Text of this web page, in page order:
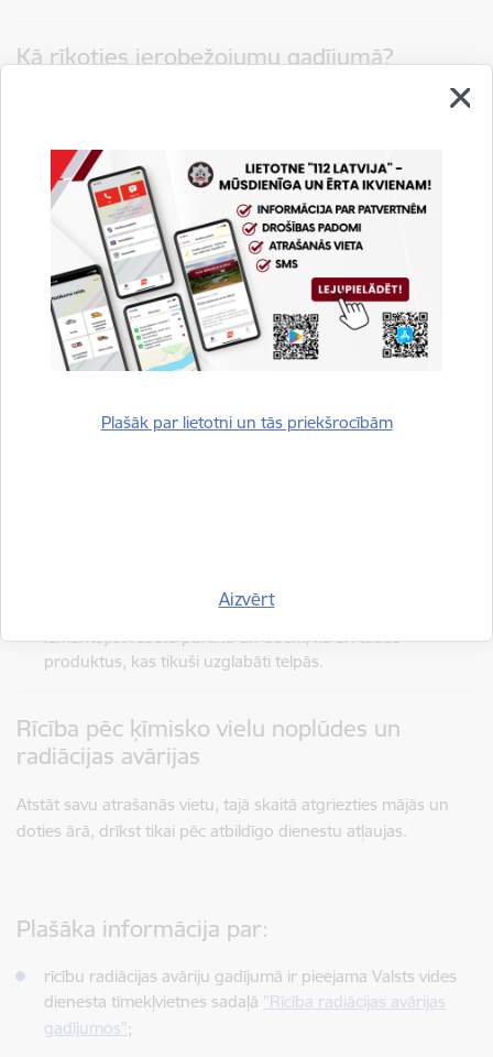
Plašāk par lietotni un tās priekšrocībām
Aizvērt
Kā rīkoties ierobežojumu gadījumā?
Esot telpās, aizveriet logus un durvis, izslēdziet ventilācijas
sistēmu, aizsedziet spraugas.
Ja pieskarieties laukā esošiem priekšmetiem, ievērojiet
personīgo higiēnu un, ieejot telpās, nomazgājiet rokas.
Ja esi bijis ārā nokrišņu laikā, pēc atgriešanās telpās
nomazgājieties dušā.
Ieejot telpās, pārvelciet gan apavus, gan apģērbu.
Novilktās drēbes salieciet polietilēna maisā, pēc tam
nenosegtām akām, kamēr nav izziņots, ka tas ir droši.
Izmantojiet fasētu pārtiku un ūdeni, kā arī tādus
produktus, kas tikuši uzglabāti telpās.
Rīcība pēc ķīmisko vielu noplūdes un
radiācijas avārijas
Atstāt savu atrašanās vietu, tajā skaitā atgriezties mājās un
doties ārā, drīkst tikai pēc atbildīgo dienestu atļaujas.
Plašāka informācija par:
rīcību radiācijas avāriju gadījumā ir pieejama Valsts vides
dienesta tīmekļvietnes sadaļā "Rīcība radiācijas avārijas
gadījumos";